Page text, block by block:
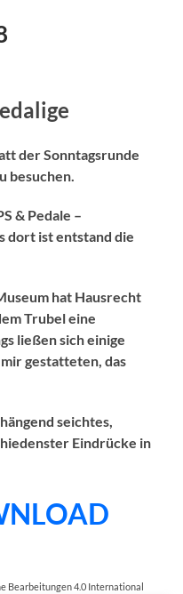
der Sonntagsrunde
besuchen.
& Pedale –
dort ist entstand die
hat Hausrecht
Trubel eine
ließen sich einige
gestatteten, das
seichtes,
Eindrücke in
Bearbeitungen 4.0 International